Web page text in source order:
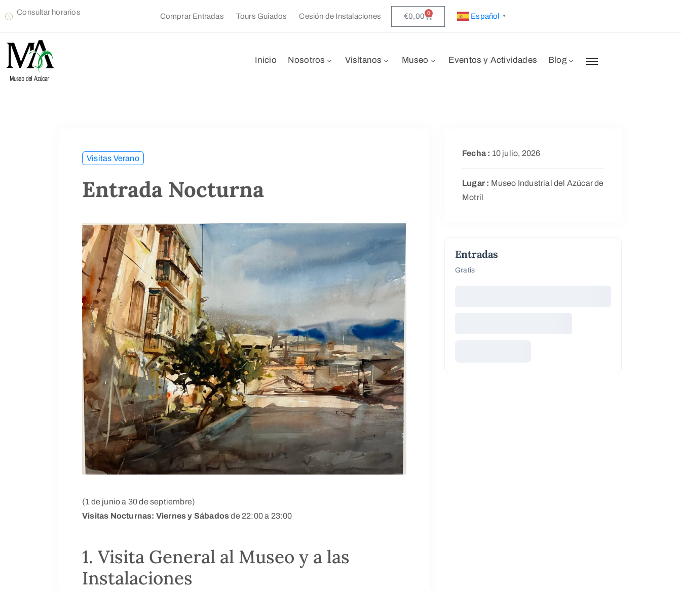
Consultar horarios Comprar Entradas Tours Guiados Cesión de Instalaciones €0,00 0 Español ▼
Inicio Nosotros Visítanos Museo Eventos y Actividades Blog
Visitas Verano
Entrada Nocturna
(1 de junio a 30 de septiembre)
Visitas Nocturnas: Viernes y Sábadosde 22:00 a 23:00
1. Visita General al Museo y a las
Instalaciones
Fecha : 10 julio, 2026
Lugar : Museo Industrial del Azúcar de
Motril
Entradas
Gratis